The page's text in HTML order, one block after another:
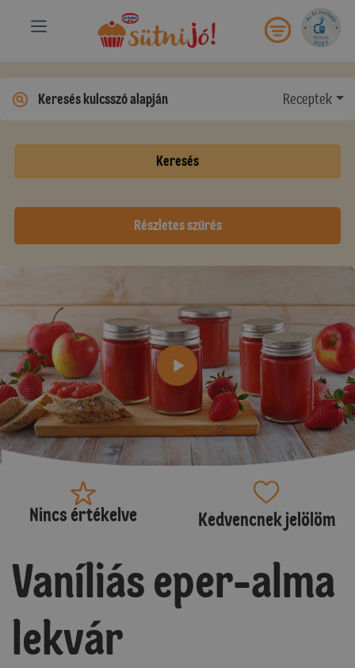
Receptek
Keresés
Részletes szűrés
Nincs értékelve Kedvencnek jelölöm
Vaníliás eper-alma
lekvár